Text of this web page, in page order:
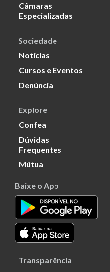
Câmaras
Especializadas
Sociedade
Notícias
Cursos e Eventos
Denúncia
Explore
Confea
Dúvidas
Frequentes
Mútua
Baixe o App
Transparência